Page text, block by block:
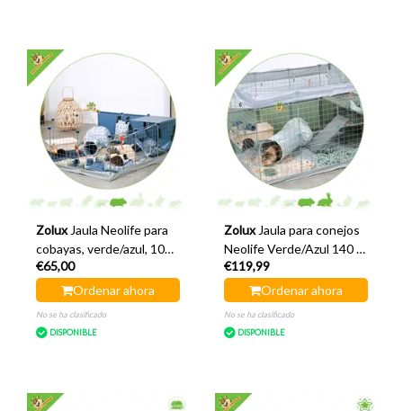
Zolux Jaula Neolife para
cobayas, verde/azul, 105
x 105 x 35 cm
€65,00
Ordenar ahora
No se ha clasificado
DISPONIBLE
Zolux Jaula para conejos
Neolife Verde/Azul 140 x
105 x 70 cm
€119,99
Ordenar ahora
No se ha clasificado
DISPONIBLE